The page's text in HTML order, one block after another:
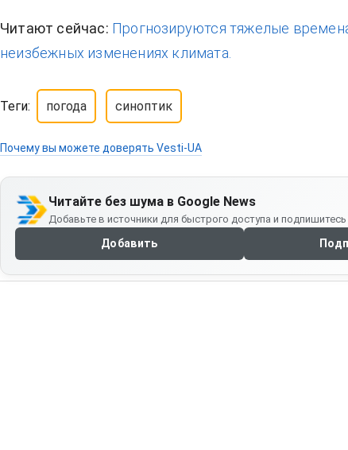
Читают сейчас: Прогнозируются тяжелые
неизбежных изменениях климата.
Теги: погода синоптик
Почему вы можете доверять Vesti-UA
Читайте без шума в Google News
Добавьте в источники для быстрого доступа и подпишитесь
Добавить